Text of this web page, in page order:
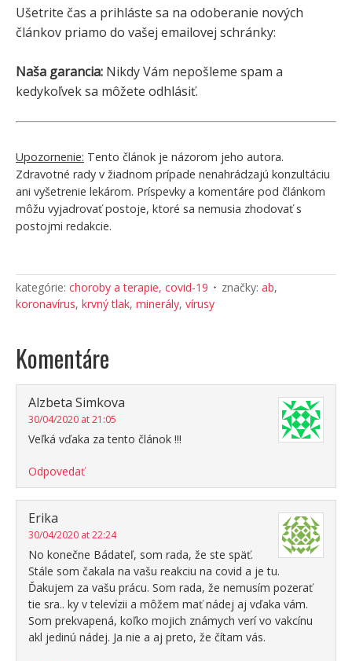
Ušetrite čas a prihláste sa na odoberanie nových
článkov priamo do vašej emailovej schránky:
Naša garancia: Nikdy Vám nepošleme spam a
kedykoľvek sa môžete odhlásiť.
Upozornenie: Tento článok je názorom jeho autora.
Zdravotné rady v žiadnom prípade nenahrádzajú konzultáciu
ani vyšetrenie lekárom. Príspevky a komentáre pod článkom
môžu vyjadrovať postoje, ktoré sa nemusia zhodovať s
postojmi redakcie.
kategórie: choroby a terapie, covid-19 značky: ab,
koronavírus, krvný tlak, minerály, vírusy
Komentáre
Alzbeta Simkova
30/04/2020 at 21:05
Veľká vďaka za tento článok !!!
Odpovedať
Erika
30/04/2020 at 22:24
No konečne Bádateľ, som rada, že ste späť.
Stále som čakala na vašu reakciu na covid a je tu.
Ďakujem za vašu prácu. Som rada, že nemusím pozerať
tie sra.. ky v televízii a môžem mať nádej aj vďaka vám.
Som prekvapená, koľko mojich známych verí vo vakcínu
akl jedinú nádej. Ja nie a aj preto, že čítam vás.